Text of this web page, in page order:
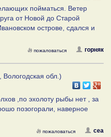
пойматься. Ветер
от Новой до Старой
острове, сдался и
горняк
пожаловаться
Вологодская обл.)
,по эхолоту рыбы нет , за
позогорали, наверное
cea
пожаловаться